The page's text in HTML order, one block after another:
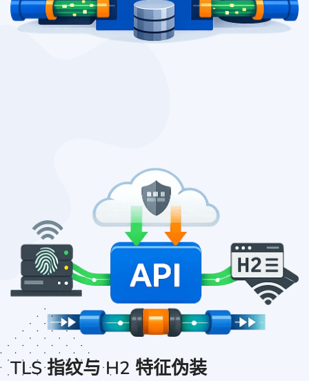
TLS 指纹与 H2 特征伪装